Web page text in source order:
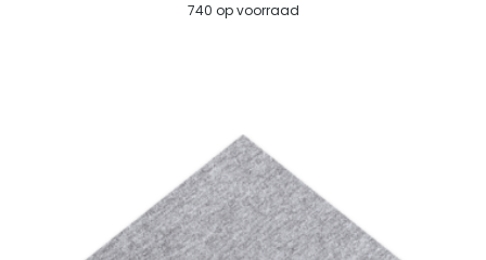
740 op voorraad